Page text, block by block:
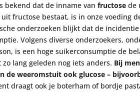
bekend dat de inname vanfructosede
uit fructose bestaat, is in onze voeding
onderzoeken blijkt dat de
Volgens diverse onderzoekers,
is een hoge suikerconsumptie de
lang geleden nog iets anders. Bij
de weeromstuit ook glucose –
draagt ook je boterham of bordje